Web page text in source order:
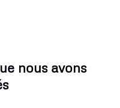
nous avons